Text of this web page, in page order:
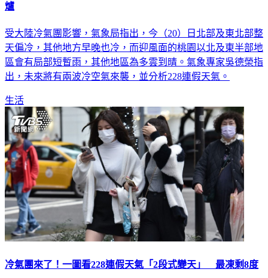
爐
受大陸冷氣團影響，氣象局指出，今（20）日北部及東北部整
天偏冷，其他地方早晚也冷，而迎風面的桃園以北及東半部地
區會有局部短暫雨，其他地區為多雲到晴。氣象專家吳德榮指
出，未來將有兩波冷空氣來襲，並分析228連假天氣。
生活
冷氣團來了！一圖看228連假天氣「2段式變天」 最凍剩8度